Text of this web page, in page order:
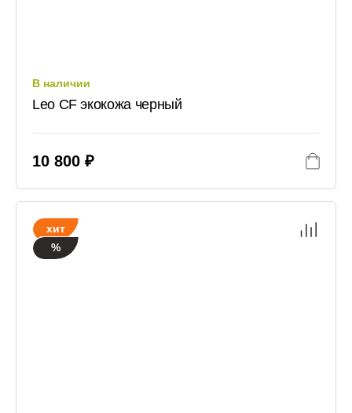
В наличии
Leo CF экокожа черный
10 800 ₽
хит
%